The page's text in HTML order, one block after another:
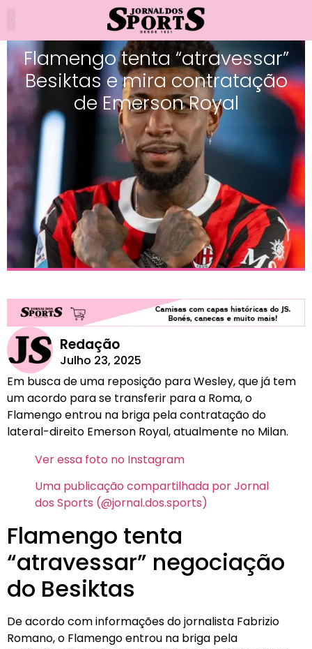
Flamengo tenta “atravessar”
Besiktas e mira contratação
de Emerson Royal
Redação
Julho 23, 2025
Em busca de uma reposição para Wesley, que já tem
um acordo para se transferir para a Roma, o
Flamengo entrou na briga pela contratação do
lateral-direito Emerson Royal, atualmente no Milan.
Ver essa foto no Instagram
Uma publicação compartilhada por Jornal
dos Sports (@jornal.dos.sports)
Flamengo tenta
“atravessar” negociação
do Besiktas
De acordo com informações do jornalista Fabrizio
Romano, o Flamengo entrou na briga pela